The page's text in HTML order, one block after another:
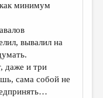
минимум
вывалил на
даже и три
сама собой не